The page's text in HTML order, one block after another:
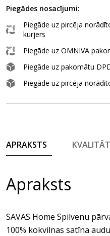
Piegādes nosacījumi:
Piegāde uz pircēja
kurjers
Piegāde uz OMNIVA
Piegāde uz pakomātu
Piegāde uz pircēja
APRAKSTS
Apraksts
SAVAS Home Spilvenu
100% kokvilnas satīna